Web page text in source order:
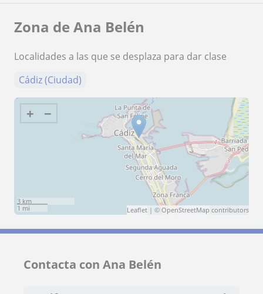
Zona de Ana Belén
Localidades a las que se desplaza para dar clase
Cádiz (Ciudad)
+ −
3 km
1 mi
Leaflet | © OpenStreetMap contributors
Contacta con Ana Belén